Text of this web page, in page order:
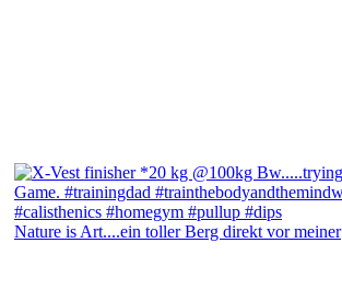
Nature is Art....ein toller Berg direkt vor meiner